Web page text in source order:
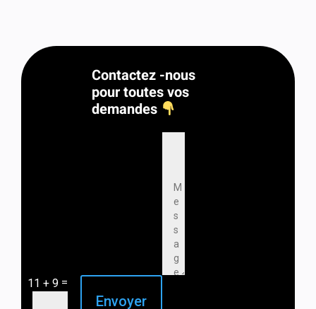
Contactez -nous
pour toutes vos
demandes
11 + 9 =
Envoyer